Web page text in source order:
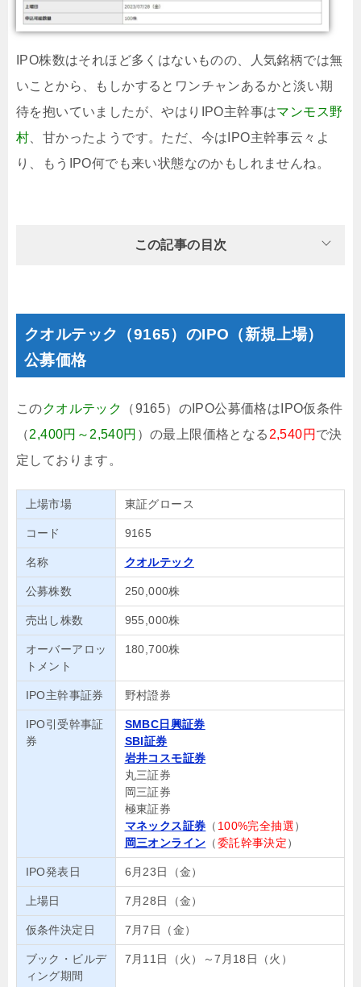
IPO株数はそれほど多くはないものの、人気銘柄では無
いことから、もしかするとワンチャンあるかと淡い期
待を抱いていましたが、やはりIPO主幹事はマンモス野
村 、甘かったようです。ただ、今はIPO主幹事云々よ
り、もうIPO何でも来い状態なのかもしれませんね。
この記事の目次
クオルテック（9165）のIPO（新規上場）
公募価格
このクオルテック
（9165）のIPO公募価格はIPO仮条件
（2,400円～2,540円 ）の最上限価格となる 2,540円 で決
定しております。
上場市場 東証グロース
コード 9165
名称 クオルテック
公募株数 250,000株
売出し株数 955,000株
オーバーアロッ
トメント
180,700株
IPO主幹事証券 野村證券
IPO引受幹事証
券
SMBC日興証券
SBI証券
岩井コスモ証券
丸三証券
岡三証券
極東証券
マネックス証券 （ 100%完全抽選）
岡三オンライン （委託幹事決定）
IPO発表日 6月23日（金）
上場日 7月28日（金）
仮条件決定日 7月7日（金）
ブック・ビルデ
ィング期間
7月11日（火）～7月18日（火）